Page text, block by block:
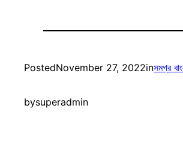
PostedNovember 27, 2022inসমগ্র
bysuperadmin